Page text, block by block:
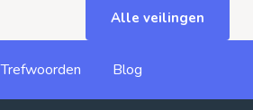
Alle veilingen
Trefwoorden Blog